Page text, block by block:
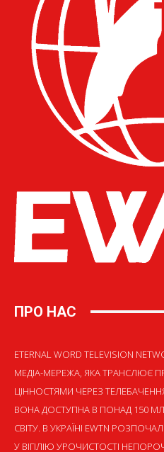
ПРО НАС
ETERNAL WORD TELEVISION
МЕДІА-МЕРЕЖА, ЯКА ТРАНСЛЮЄ
ЦІННОСТЯМИ ЧЕРЕЗ
ВОНА ДОСТУПНА В ПОНАД 150
СВІТУ. В УКРАЇНІ EWTN
У ВІГІЛІЮ УРОЧИСТОСТІ